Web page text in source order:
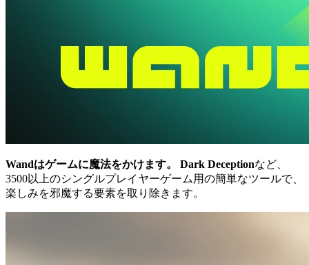
Wandはゲームに魔法をかけます。 Dark Deceptionなど、
3500以上のシングルプレイヤーゲーム用の簡単なツールで、
楽しみを邪魔する要素を取り除きます。